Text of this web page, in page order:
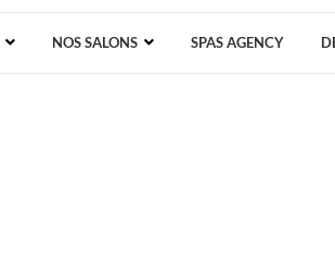
NOS SALONS SPAS AGENCY